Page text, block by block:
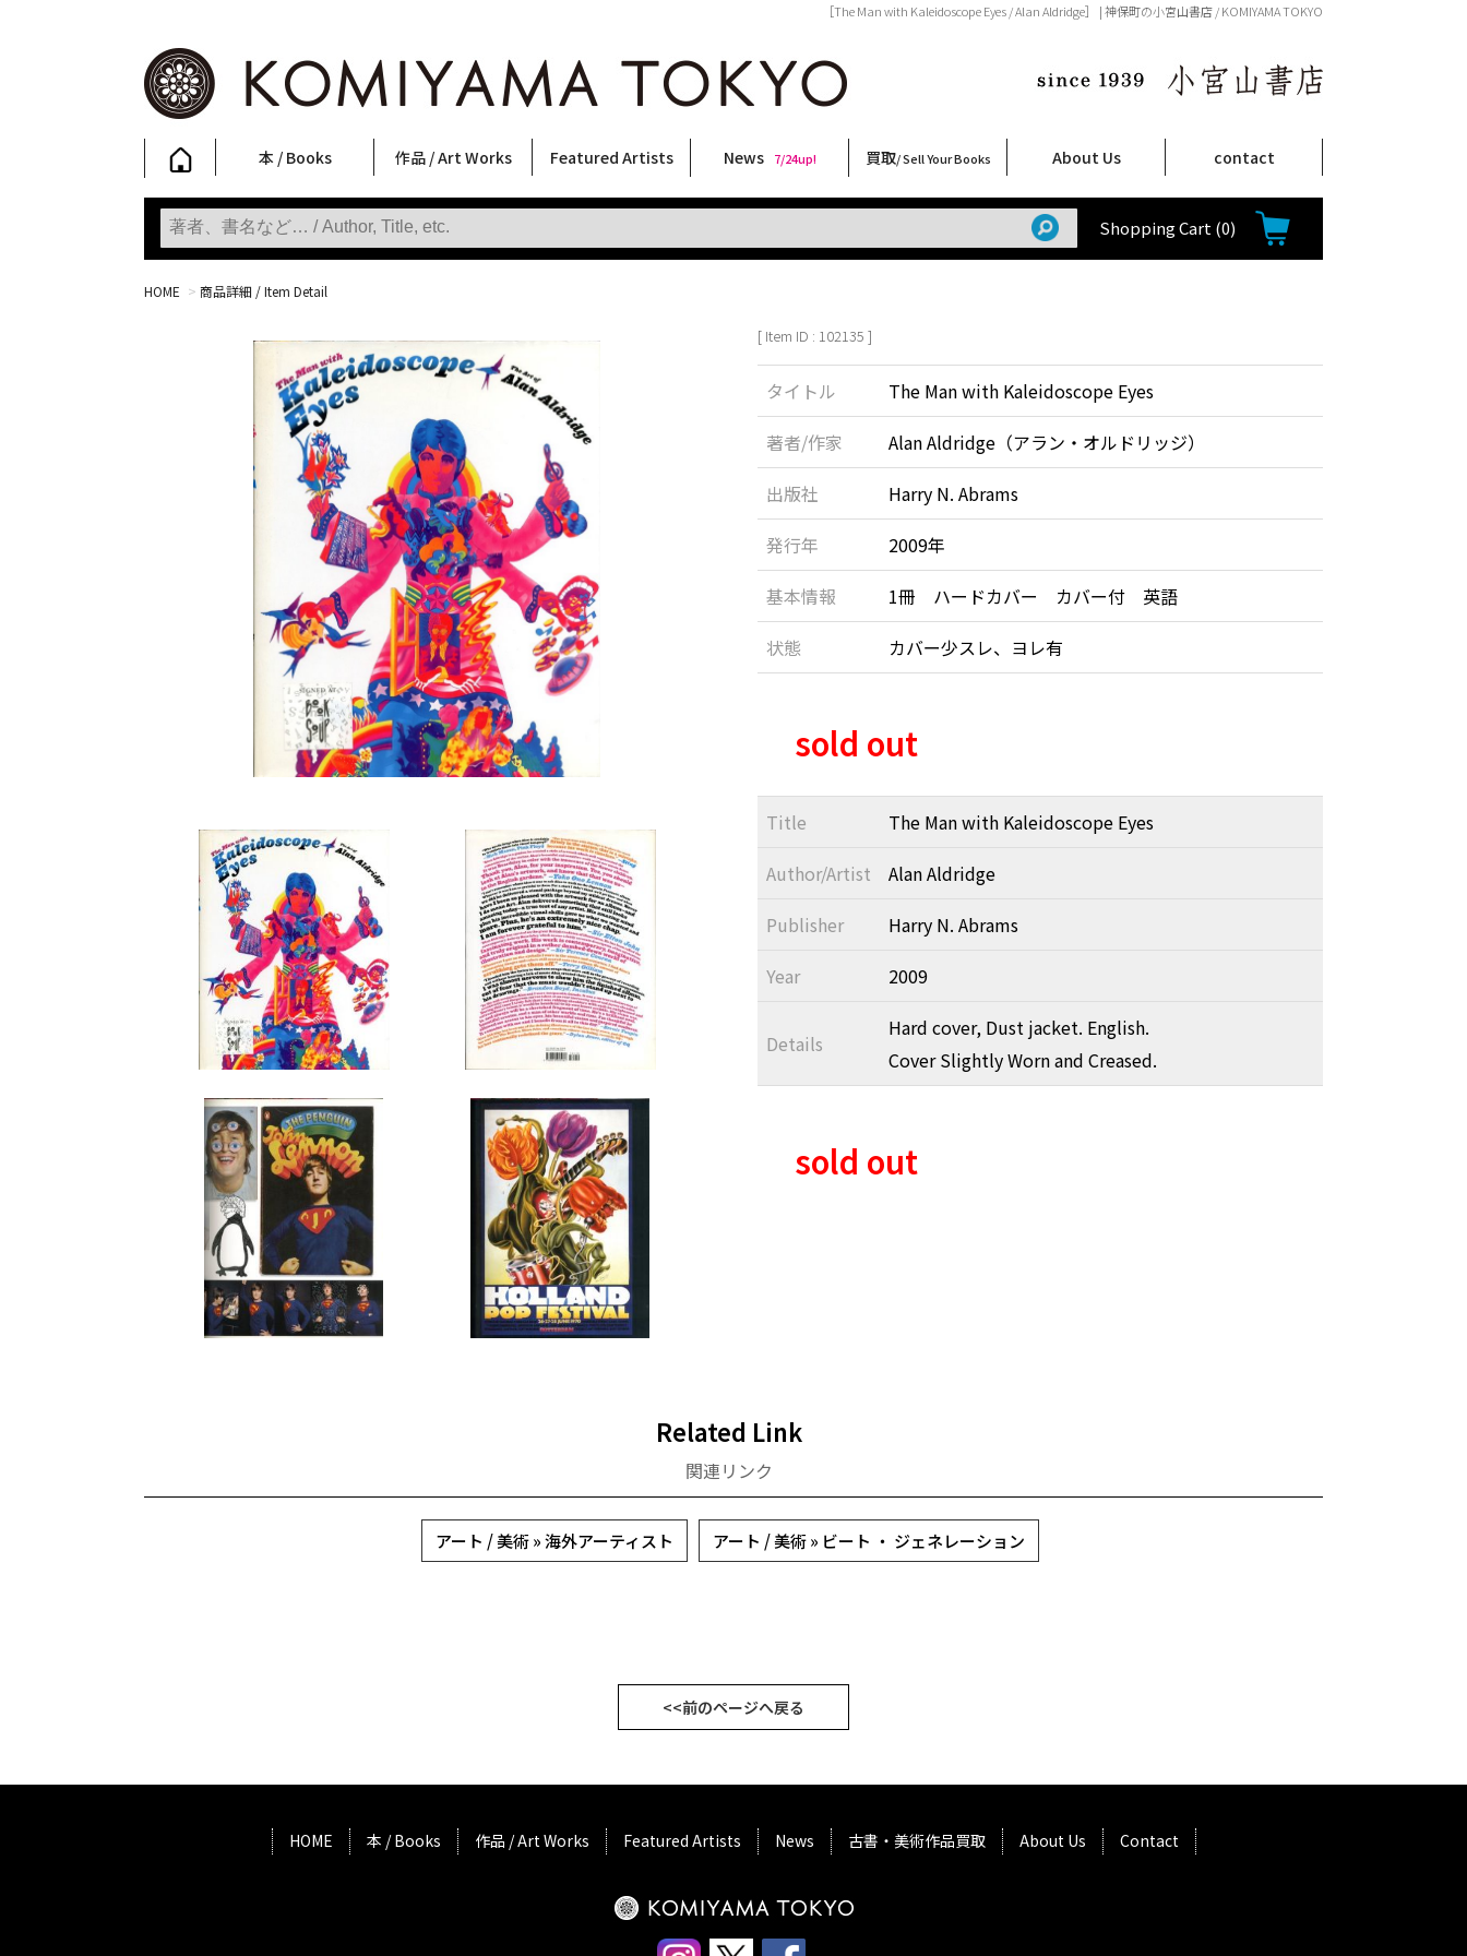
［The Man with Kaleidoscope Eyes / Alan Aldridge］ | 神保町の小宮山書店 / KOMIYAMA TOKYO
本 / Books
写真集
Photobooks
ファッション
Fashion
アート / 美術
Art
文学・人文
Literature & Humanities
日本文化
Japanese Culture
新刊
New Books
SALE
SALE
作品 / Art Works
フォトグラフィー
Photography
ポスター
Posters
ストリートアート
Street Art
立体・その他
Sculptures / etc
アートワークス
Art Works
Primary Artworks
KOMIYAMA TOKYO ART LABEL
版画
Prints
Featured Artists
稲嶺啓一(東風終)
村田言恵
丸岡和吾
Rico Casella
キム・ロートン
菅谷晋一
柴田亜美
内藤啓介
CHRIS
三島剛
大類信
内藤ルネ
横尾忠則
二本木里美
大西洋介
秋赤音
三島由紀夫
須藤昌人
COOKIE
森山大道
林月光
天野タケル
春川ナミオ
北島敬三
佐伯俊男
News 7/24up!
新着・おすすめ商品 9/7up!
フェア・イベント情報 7/24up!
お店からのお知らせ 6/1up!
買取/ Sell Your Books
買取ブログ
買取専用フォーム
古書 / 古本の買取
美術品の買取
出張買取について
宅配買取について
店頭買取について
よくある質問
About Us
店舗案内
Shop Infomation
ご注文について
How to Order
特定商取引法に関する表示
プライバシーポリシー
contact
Shopping Cart (0)
HOME > 商品詳細 / Item Detail
[ Item ID : 102135 ]
タイトル
The Man with Kaleidoscope Eyes
著者/作家
Alan Aldridge（アラン・オルドリッジ）
出版社
Harry N. Abrams
発行年
2009年
基本情報
1冊 ハードカバー カバー付 英語
状態
カバー少スレ、ヨレ有
sold out
Title
The Man with Kaleidoscope Eyes
Author/Artist
Alan Aldridge
Publisher
Harry N. Abrams
Year
2009
Details
Hard cover, Dust jacket. English.
Cover Slightly Worn and Creased.
sold out
Related Link
関連リンク
アート / 美術 » 海外アーティスト アート / 美術 » ビート ・ ジェネレーション
<<前のページへ戻る
HOME 本 / Books 作品 / Art Works Featured Artists News 古書・美術作品買取 About Us Contact